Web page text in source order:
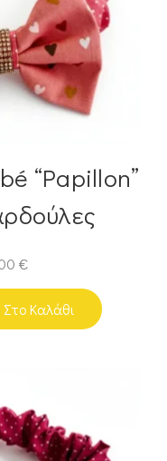
“Papillon”
€
Καλάθι